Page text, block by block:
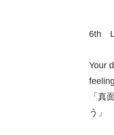
6th
Your
「真
う」